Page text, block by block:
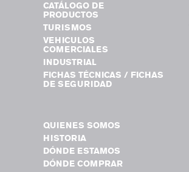
CATÁLOGO DE
PRODUCTOS
TURISMOS
VEHICULOS
COMERCIALES
INDUSTRIAL
FICHAS TÉCNICAS / FICHAS
DE SEGURIDAD
QUIENES SOMOS
HISTORIA
DÓNDE ESTAMOS
DÓNDE COMPRAR